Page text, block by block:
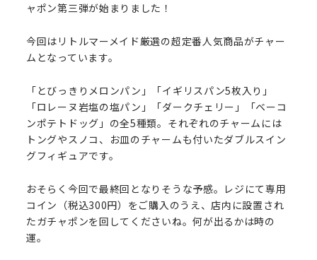
ャポン第三弾が始まりました！
今回はリトルマーメイド厳選の超定番人気商品がチャー
ムとなっています。
「とびっきりメロンパン」「イギリスパン5枚入り」
「ロレーヌ岩塩の塩パン」「ダークチェリー」「ベーコ
ンポテトドッグ」の全5種類。それぞれのチャームには
トングやスノコ、お皿のチャームも付いたダブルスイン
グフィギュアです。
おそらく今回で最終回となりそうな予感。レジにて専用
コイン（税込300円）をご購入のうえ、店内に設置され
たガチャポンを回してくださいね。何が出るかは時の
運。